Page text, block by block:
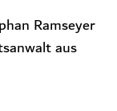
Ramseyer
aus